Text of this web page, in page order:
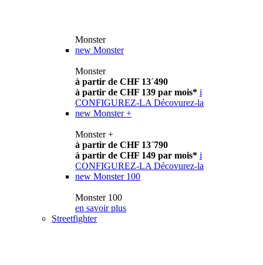
Monster
new Monster
Monster
à partir de CHF 13´490
à partir de CHF 139 par mois* i
CONFIGUREZ-LA Décovurez-la
new Monster +
Monster +
à partir de CHF 13´790
à partir de CHF 149 par mois* i
CONFIGUREZ-LA Décovurez-la
new Monster 100
Monster 100
en savoir plus
Streetfighter